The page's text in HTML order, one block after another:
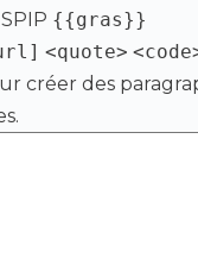
{{gras}}
<quote>
créer des